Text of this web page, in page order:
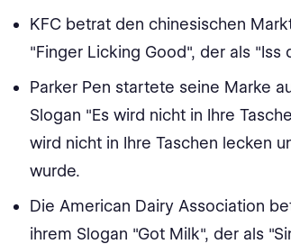
KFC betrat den chinesischen
"Finger Licking Good", der als
Parker Pen startete seine Marke
Slogan "Es wird nicht in Ihre
wird nicht in Ihre Taschen lecken
wurde.
Die American Dairy Association
ihrem Slogan "Got Milk", der als